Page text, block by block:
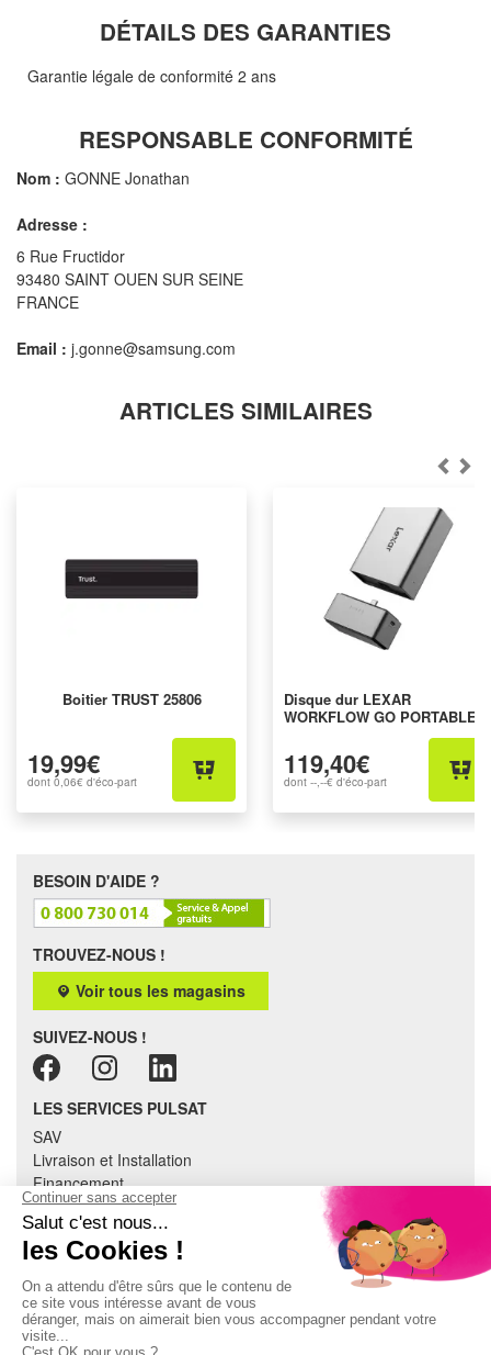
DÉTAILS DES GARANTIES
Garantie légale de conformité 2 ans
RESPONSABLE CONFORMITÉ
Nom : GONNE Jonathan
Adresse :
6 Rue Fructidor
93480 SAINT OUEN SUR SEINE
FRANCE
Email : j.gonne@samsung.com
ARTICLES SIMILAIRES
Boitier TRUST 25806
19,99€
dont 0,06€ d'éco-part
Disque dur LEXAR
WORKFLOW GO PORTABLE
119,40€
dont --,--€ d'éco-part
BESOIN D'AIDE ?
TROUVEZ-NOUS !
Voir tous les magasins
SUIVEZ-NOUS !
LES SERVICES PULSAT
SAV
Livraison et Installation
Financement
Garantie
Tous nos services
Recyclage
Assistance et conseils
Cuisine équipée
Literie
Nous contacter